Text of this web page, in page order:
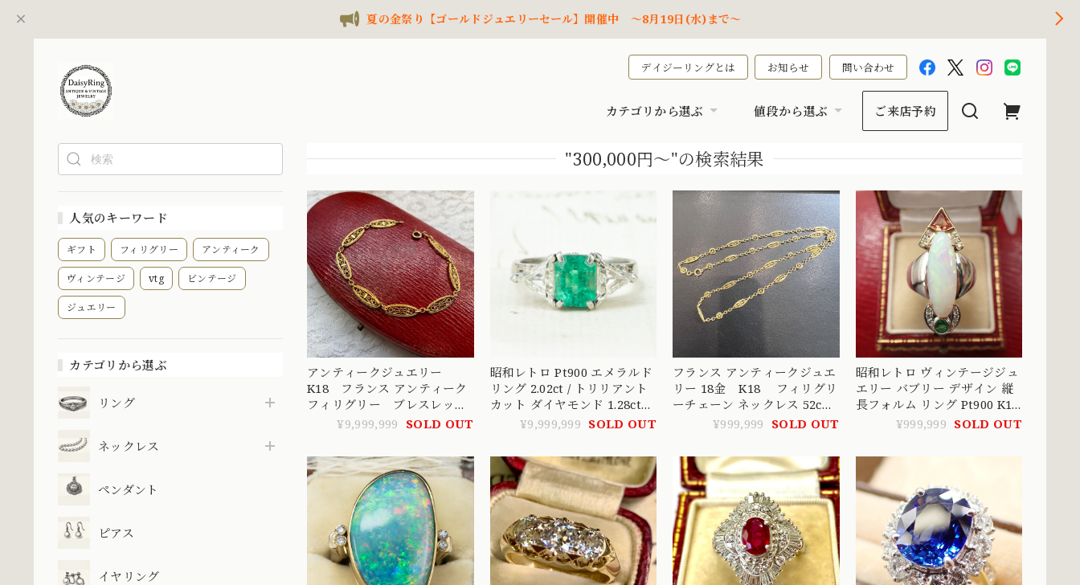
夏の金祭り【ゴールドジュエリーセール】開催中 ～8月19日(水)まで～
デイジーリングとは お知らせ 問い合わせ
カテゴリから選ぶ 値段から選ぶ ご来店予約
人気のキーワード
ギフト フィリグリー アンティーク
ヴィンテージ vtg ビンテージ
ジュエリー
カテゴリから選ぶ
リング
ネックレス
ペンダント
ピアス
イヤリング
"300,000円～"の検索結果
アンティークジュエリー
K18 フランス アンティーク
フィリグリー ブレスレッ
ト 〜華やかな時代の高貴な
¥9,999,999 SOLD OUT
昭和レトロ Pt900 エメラルド
リング 2.02ct / トリリアント
カット ダイヤモンド 1.28ct
ヴィンテージジュエリー ～顔
ンテージリング ～
OKR00238
¥9,999,999 SOLD OUT
フランス アンティークジュエ
リー 18金 K18 フィリグリ
ーチェーン ネックレス 52cm
DRN00090 S¥999,999 SOLD OUT
昭和レトロ ヴィンテージジュ
エリー バブリー デザイン 縦
長フォルム リング Pt900 K18
オパール 4.63 サファイア 0.49
ーション～ OKR00219
¥999,999 SOLD OUT